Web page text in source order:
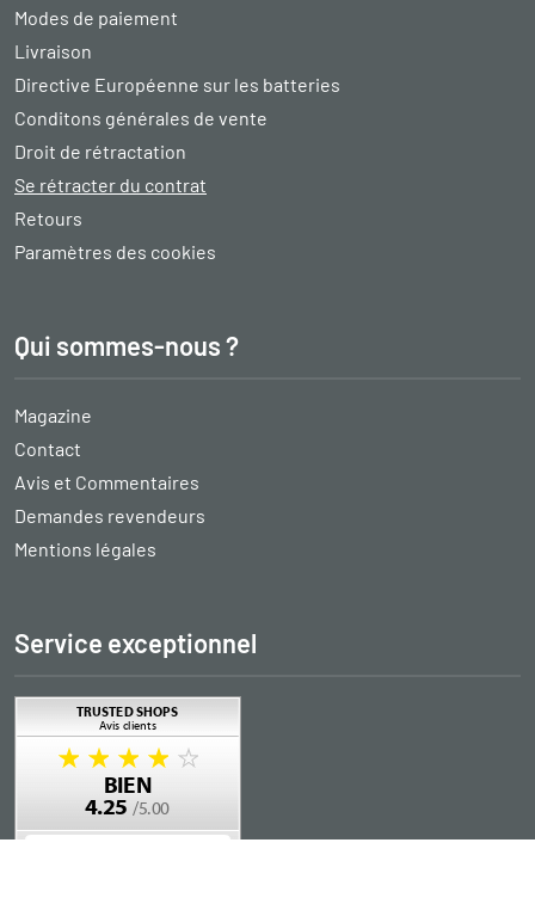
Modes de paiement
Livraison
Directive Européenne sur les batteries
Conditons générales de vente
Droit de rétractation
Se rétracter du contrat
Retours
Paramètres des cookies
Qui sommes-nous ?
Magazine
Contact
Avis et Commentaires
Demandes revendeurs
Mentions légales
Service exceptionnel